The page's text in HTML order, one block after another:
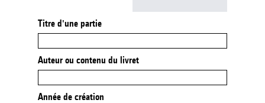
Titre d'une partie
Auteur ou contenu du livret
Année de création